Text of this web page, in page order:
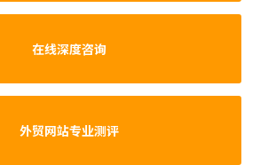
在线深度咨询
外贸网站专业测评